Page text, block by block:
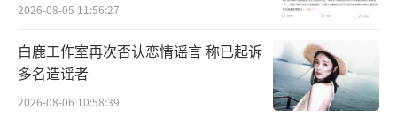
2026-08-05 11:56:27
白鹿工作室再次否认恋情谣言 称已起诉
多名造谣者
2026-08-06 10:58:39